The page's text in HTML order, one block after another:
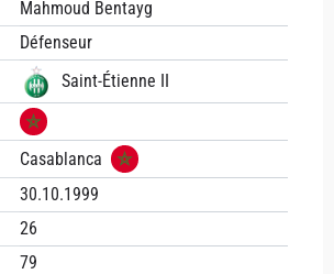
Mahmoud Bentayg
Défenseur
Saint-Étienne II
Casablanca
30.10.1999
26
79